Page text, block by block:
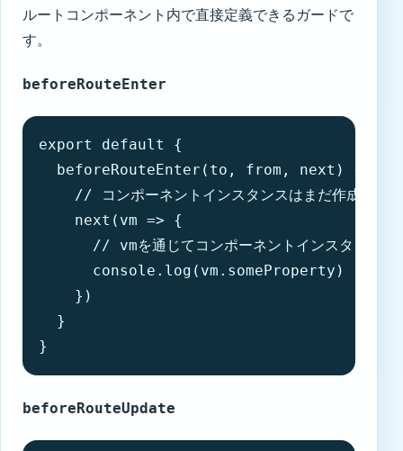
ルートコンポーネント内で直接定義できるガードで
す。
beforeRouteEnter
export default {
  beforeRouteEnter(to, from, next) {
// コンポーネントインスタンスはまだ作成され
    next(vm => {
// vmを通じてコンポーネントインスタンスに
      console.log(vm.someProperty)
    })
  }
}
beforeRouteUpdate